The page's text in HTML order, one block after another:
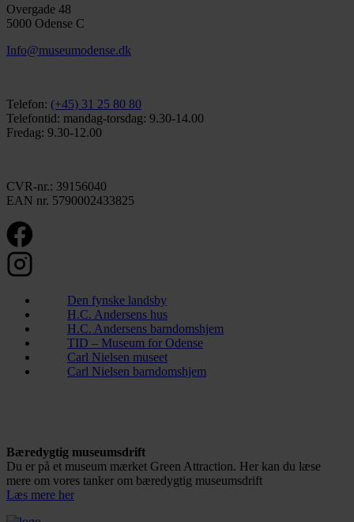
Overgade 48
5000 Odense C
Info@museumodense.dk
Telefon: (+45) 31 25 80 80
Telefontid: mandag-torsdag: 9.30-14.00
Fredag: 9.30-12.00
CVR-nr.: 39156040
EAN nr. 5790002433825
Den fynske landsby
H.C. Andersens hus
H.C. Andersens barndomshjem
TID – Museum for Odense
Carl Nielsen museet
Carl Nielsen barndomshjem
Bæredygtig museumsdrift
Du er på et museum mærket Green Attraction. Her kan du læse
mere om vores tanker om bæredygtig museumsdrift
Læs mere her